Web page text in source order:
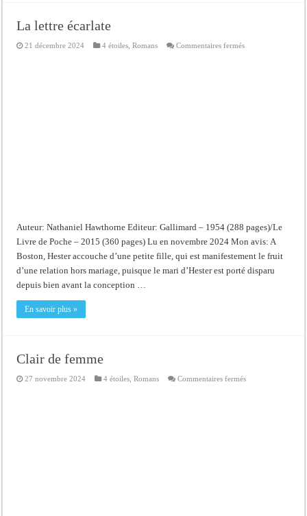
La lettre écarlate
21 décembre 2024 4 étoiles ,Romans Commentaires ferméssur
Auteur: Nathaniel Hawthorne Editeur: Gallimard – 1954 (288 pages)/Le
Livre de Poche – 2015 (360 pages) Lu en novembre 2024 Mon avis: A
Boston, Hester accouche d’une petite fille, qui est manifestement le fruit
d’une relation hors mariage, puisque le mari d’Hester est porté disparu
depuis bien avant la conception …
En savoir plus »
Clair de femme
27 novembre 2024 4 étoiles,Romans Commentaires ferméssur